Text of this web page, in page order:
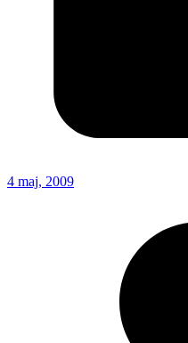
4 maj, 2009